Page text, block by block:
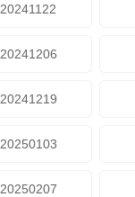
20241122
20241206
20241219
20250103
20250207